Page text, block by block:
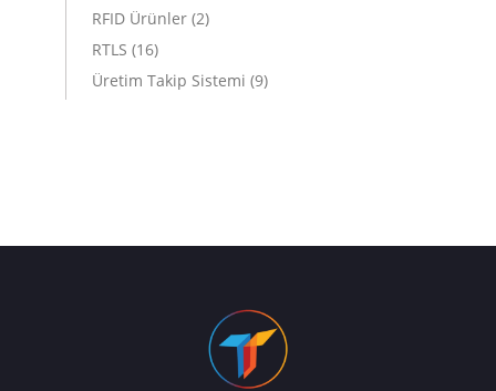
RFID Ürünler (2)
RTLS (16)
Üretim Takip Sistemi (9)